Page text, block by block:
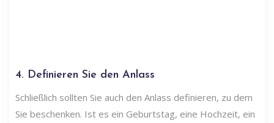
4. Definieren Sie den Anlass
Schließlich sollten Sie auch den Anlass definieren, zu dem
Sie beschenken. Ist es ein Geburtstag, eine Hochzeit, ein